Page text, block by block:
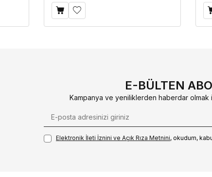
E-BÜLTEN
Kampanya ve yeniliklerden haberdar
Elektronik İleti İzni‌ni ve Açık Rıza Metni‌ni, okudum,